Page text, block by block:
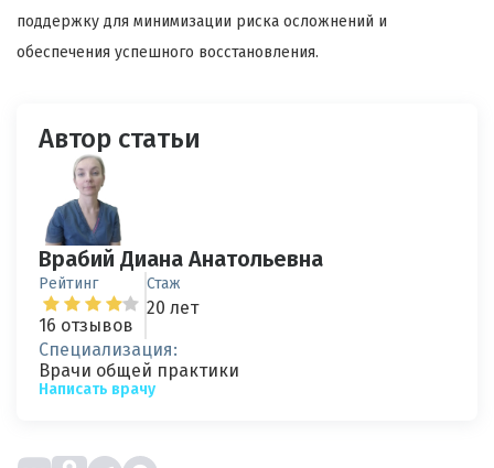
поддержку для минимизации риска осложнений и
обеспечения успешного восстановления.
Автор статьи
Врабий Диана Анатольевна
Рейтинг
16 отзывов
Стаж
20 лет
Специализация:
Врачи общей практики
Написать врачу